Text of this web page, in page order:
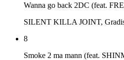
Wanna go back 2DC (feat.
SILENT KILLA JOINT,
8
Smoke 2 ma mann (feat.